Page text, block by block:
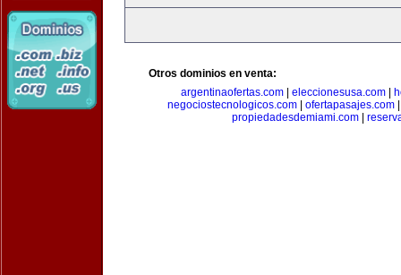
Otros dominios en venta:
argentinaofertas.com| eleccionesusa.com|
negociostecnologicos.com
ofertapasajes.com
propiedadesdemiami.com|